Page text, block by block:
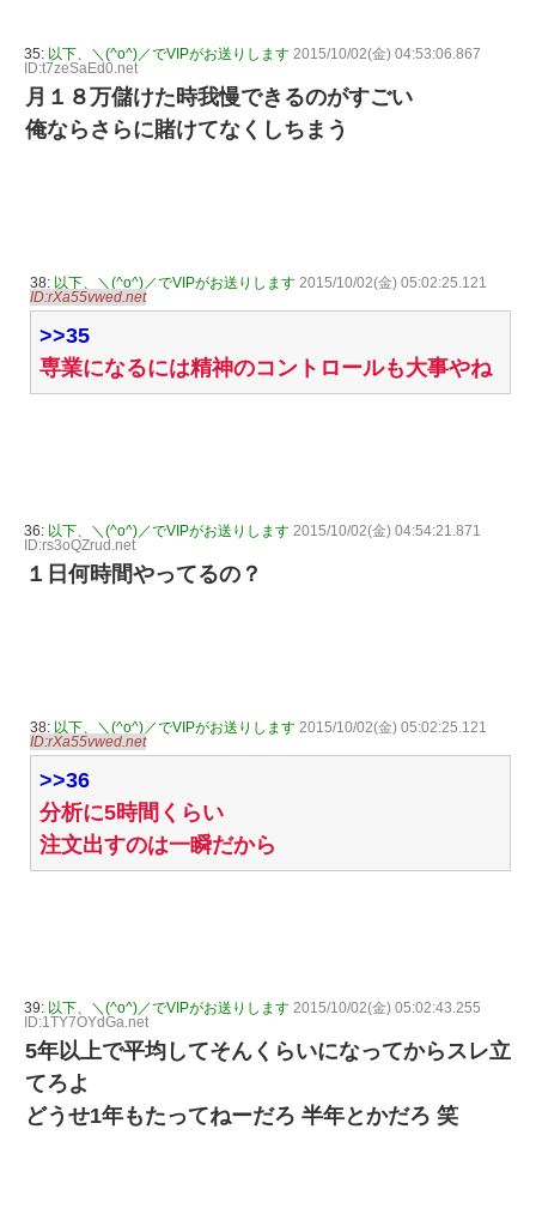
35: 以下、＼(^o^)／でVIPがお送りします 2015/10/02(金) 04:53:06.867
ID:t7zeSaEd0.net
月１８万儲けた時我慢できるのがすごい
俺ならさらに賭けてなくしちまう
38: 以下、＼(^o^)／でVIPがお送りします 2015/10/02(金) 05:02:25.121
ID:rXa55vwed.net
>>35
専業になるには精神のコントロールも大事やね
36: 以下、＼(^o^)／でVIPがお送りします 2015/10/02(金) 04:54:21.871
ID:rs3oQZrud.net
１日何時間やってるの？
38: 以下、＼(^o^)／でVIPがお送りします 2015/10/02(金) 05:02:25.121
ID:rXa55vwed.net
>>36
分析に5時間くらい
注文出すのは一瞬だから
39: 以下、＼(^o^)／でVIPがお送りします 2015/10/02(金) 05:02:43.255
ID:1TY7OYdGa.net
5年以上で平均してそんくらいになってからスレ立
てろよ
どうせ1年もたってねーだろ 半年とかだろ 笑